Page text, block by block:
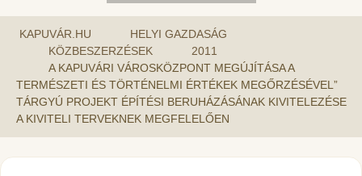
KAPUVÁR.HU
HELYI GAZDASÁG
KÖZBESZERZÉSEK
2011
A KAPUVÁRI VÁROSKÖZPONT MEGÚJÍTÁSA A
TERMÉSZETI ÉS TÖRTÉNELMI ÉRTÉKEK MEGŐRZÉSÉVEL”
TÁRGYÚ PROJEKT ÉPÍTÉSI BERUHÁZÁSÁNAK KIVITELEZÉSE
A KIVITELI TERVEKNEK MEGFELELŐEN